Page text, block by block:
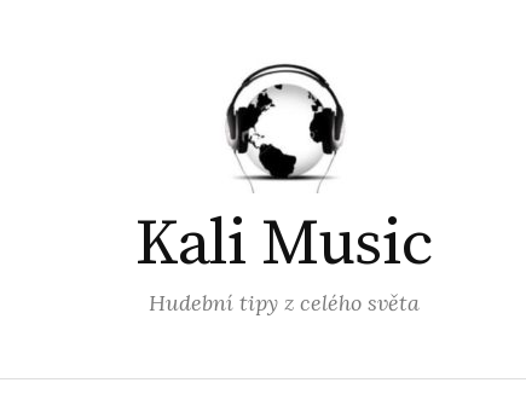
Kali Music
Hudební tipy z celého světa